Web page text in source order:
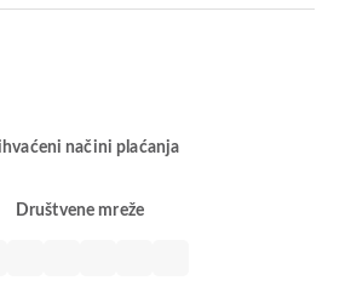
načini plaćanja
Društvene mreže